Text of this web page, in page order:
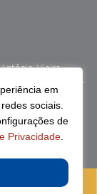
Vieira
filantrópica,
certificada
nas áreas
em
sociais.
de
Privacidade.